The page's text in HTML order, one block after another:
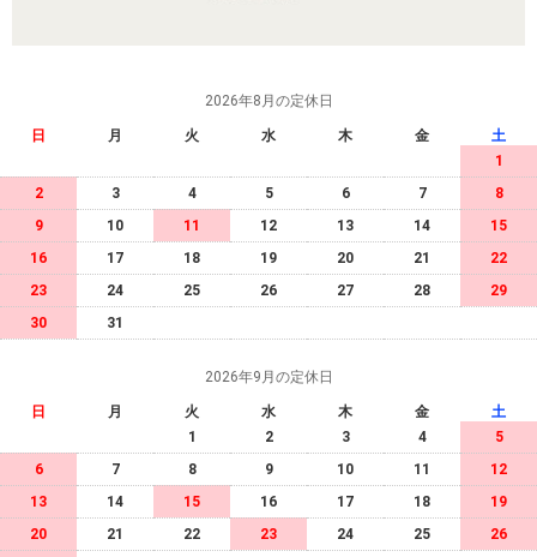
2026年8月の定休日
日 月 火 水 木 金
土
1
2
3 4 5 6 7
8
9
10 11 12 13 14
15
16
17 18 19 20 21
22
23
24 25 26 27 28
29
30
31
2026年9月の定休日
日 月 火 水 木 金
土
1
2 3 4
5
6
7 8 9 10 11
12
13
14 15 16 17 18
19
20
21 22 23 24 25 26